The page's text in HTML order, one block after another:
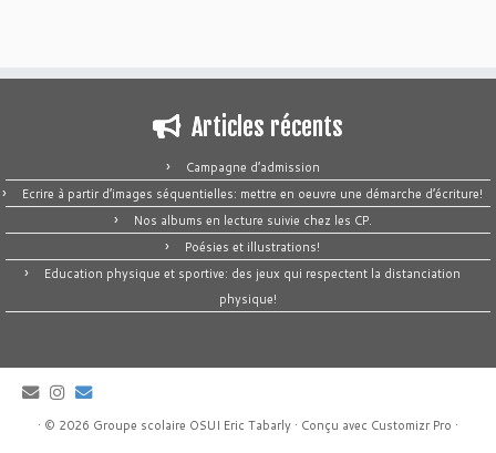
Articles récents
Campagne d’admission
Ecrire à partir d’images séquentielles: mettre en oeuvre une démarche d’écriture!
Nos albums en lecture suivie chez les CP.
Poésies et illustrations!
Education physique et sportive: des jeux qui respectent la distanciation
physique!
· © 2026 Groupe scolaire OSUI Eric Tabarly · Conçu avec Customizr Pro ·